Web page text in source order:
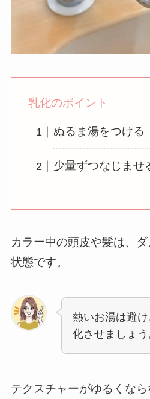
乳化のポイント
ぬるま湯をつける
少量ずつなじませ
カラー中の頭皮や髪は、
状態です。
熱いお湯は避
化させましょう
テクスチャーがゆるくな